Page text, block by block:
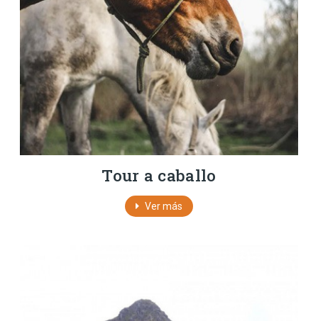
Tour a caballo
Ver más